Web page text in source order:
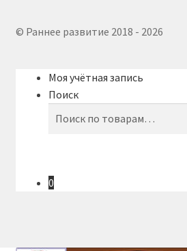
© Раннее развитие 2018 - 2026
Моя учётная запись
Поиск
0